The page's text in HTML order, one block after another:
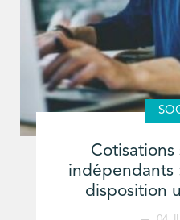
Cotisations
indépendants
disposition